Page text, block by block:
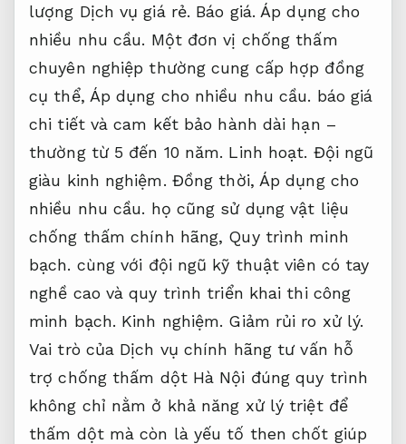
lượng Dịch vụ giá rẻ. Báo giá. Áp dụng cho
nhiều nhu cầu. Một đơn vị chống thấm
chuyên nghiệp thường cung cấp hợp đồng
cụ thể, Áp dụng cho nhiều nhu cầu. báo giá
chi tiết và cam kết bảo hành dài hạn –
thường từ 5 đến 10 năm. Linh hoạt. Đội ngũ
giàu kinh nghiệm. Đồng thời, Áp dụng cho
nhiều nhu cầu. họ cũng sử dụng vật liệu
chống thấm chính hãng, Quy trình minh
bạch. cùng với đội ngũ kỹ thuật viên có tay
nghề cao và quy trình triển khai thi công
minh bạch. Kinh nghiệm. Giảm rủi ro xử lý.
Vai trò của Dịch vụ chính hãng tư vấn hỗ
trợ chống thấm dột Hà Nội đúng quy trình
không chỉ nằm ở khả năng xử lý triệt để
thấm dột mà còn là yếu tố then chốt giúp